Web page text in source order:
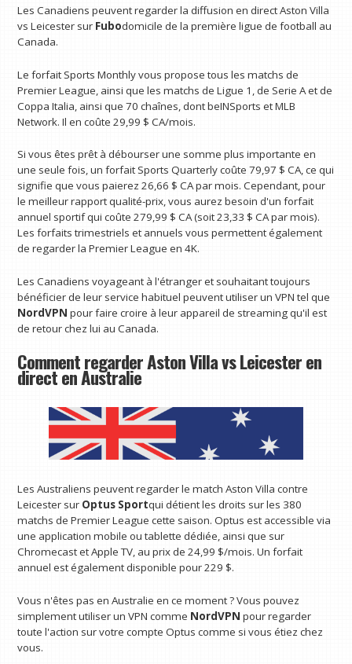
Les Canadiens peuvent regarder la diffusion en direct Aston Villa
vs Leicester sur Fubodomicile de la première ligue de football au
Canada.
Le forfait Sports Monthly vous propose tous les matchs de
Premier League, ainsi que les matchs de Ligue 1, de Serie A et de
Coppa Italia, ainsi que 70 chaînes, dont beINSports et MLB
Network. Il en coûte 29,99 $ CA/mois.
Si vous êtes prêt à débourser une somme plus importante en
une seule fois, un forfait Sports Quarterly coûte 79,97 $ CA, ce qui
signifie que vous paierez 26,66 $ CA par mois. Cependant, pour
le meilleur rapport qualité-prix, vous aurez besoin d'un forfait
annuel sportif qui coûte 279,99 $ CA (soit 23,33 $ CA par mois).
Les forfaits trimestriels et annuels vous permettent également
de regarder la Premier League en 4K.
Les Canadiens voyageant à l'étranger et souhaitant toujours
bénéficier de leur service habituel peuvent utiliser un VPN tel que
NordVPN pour faire croire à leur appareil de streaming qu'il est
de retour chez lui au Canada.
Comment regarder Aston Villa vs Leicester en
direct en Australie
Les Australiens peuvent regarder le match Aston Villa contre
Leicester sur Optus Sportqui détient les droits sur les 380
matchs de Premier League cette saison. Optus est accessible via
une application mobile ou tablette dédiée, ainsi que sur
Chromecast et Apple TV, au prix de 24,99 $/mois. Un forfait
annuel est également disponible pour 229 $.
Vous n'êtes pas en Australie en ce moment ? Vous pouvez
simplement utiliser un VPN comme NordVPN pour regarder
toute l'action sur votre compte Optus comme si vous étiez chez
vous.